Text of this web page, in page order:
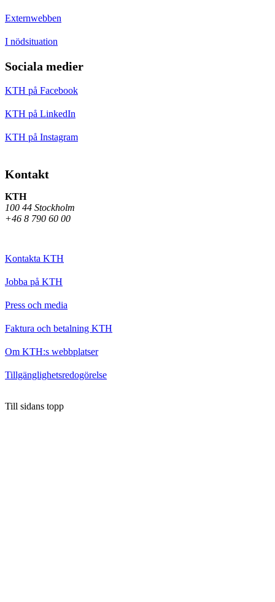
Externwebben
I nödsituation
Sociala medier
KTH på Facebook
KTH på LinkedIn
KTH på Instagram
Kontakt
KTH
100 44 Stockholm
+46 8 790 60 00
Kontakta KTH
Jobba på KTH
Press och media
Faktura och betalning KTH
Om KTH:s webbplatser
Tillgänglighetsredogörelse
Till sidans topp